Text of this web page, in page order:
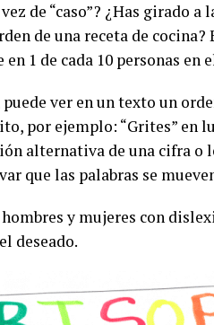
de “caso”? ¿Has girado
de una receta de cocina?
1 de cada 10 personas en
ver en un texto un
por ejemplo: “Grites” en
alternativa de una cifra o
que las palabras se
y mujeres con
deseado.